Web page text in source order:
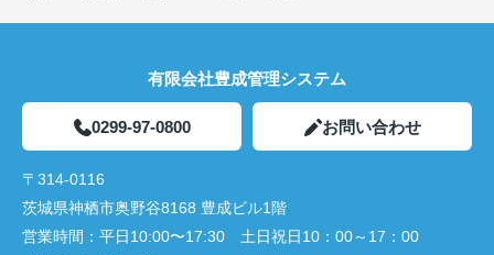
有限会社豊成管理システム
0299-97-0800 お問い合わせ
〒314-0116
茨城県神栖市奥野谷8168 豊成ビル1階
営業時間： 平日10:00〜17:30 土日祝日10：00～17：00